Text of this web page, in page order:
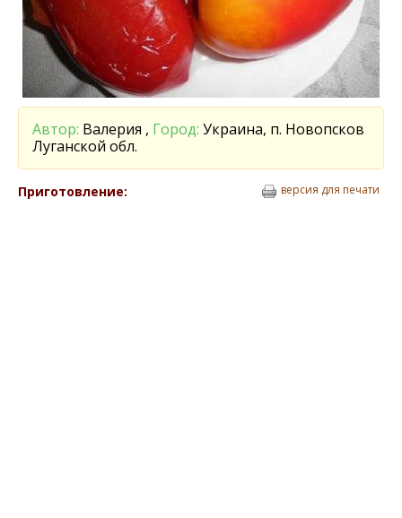
Автор: Валерия , Город: Украина, п. Новопсков
Луганской обл.
Приготовление: версия для печати